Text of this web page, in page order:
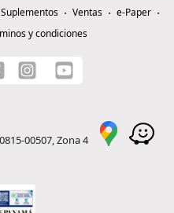
Suplementos Ventas
e-Paper
y condiciones
00507, Zona 4